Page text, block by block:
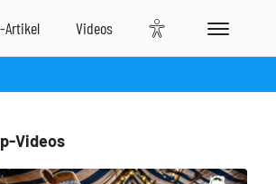
Videos